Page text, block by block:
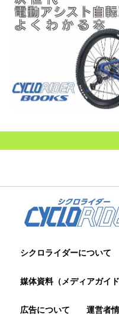
シクロライダーについて
媒体資料（メディアガイ
広告について 運営者